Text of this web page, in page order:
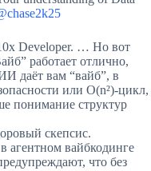
Developer. … Но вот
работает отлично,
даёт вам “вайб”, в
или O(n²)-цикл,
понимание структур
скепсис.
агентном вайбкодинге
что без